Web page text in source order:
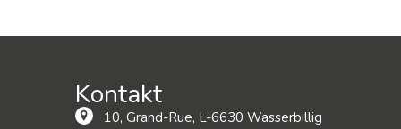
Kontakt
10, Grand-Rue, L-6630 Wasserbillig